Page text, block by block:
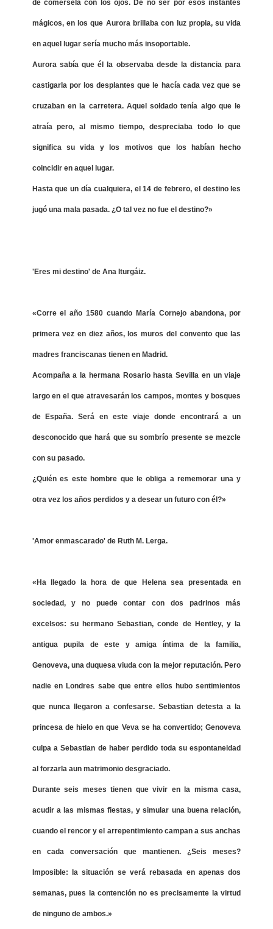
de comérsela con los ojos. De no ser por esos instantes
mágicos, en los que Aurora brillaba con luz propia, su vida
en aquel lugar sería mucho más insoportable.
Aurora sabía que él la observaba desde la distancia para
castigarla por los desplantes que le hacía cada vez que se
cruzaban en la carretera. Aquel soldado tenía algo que le
atraía pero, al mismo tiempo, despreciaba todo lo que
significa su vida y los motivos que los habían hecho
coincidir en aquel lugar.
Hasta que un día cualquiera, el 14 de febrero, el destino les
jugó una mala pasada. ¿O tal vez no fue el destino?»
'Eres mi destino' de Ana Iturgáiz.
«Corre el año 1580 cuando María Cornejo abandona, por
primera vez en diez años, los muros del convento que las
madres franciscanas tienen en Madrid.
Acompaña a la hermana Rosario hasta Sevilla en un viaje
largo en el que atravesarán los campos, montes y bosques
de España. Será en este viaje donde encontrará a un
desconocido que hará que su sombrío presente se mezcle
con su pasado.
¿Quién es este hombre que le obliga a rememorar una y
otra vez los años perdidos y a desear un futuro con él?»
'Amor enmascarado' de Ruth M. Lerga.
«Ha llegado la hora de que Helena sea presentada en
sociedad, y no puede contar con dos padrinos más
excelsos: su hermano Sebastian, conde de Hentley, y la
antigua pupila de este y amiga íntima de la familia,
Genoveva, una duquesa viuda con la mejor reputación. Pero
nadie en Londres sabe que entre ellos hubo sentimientos
que nunca llegaron a confesarse. Sebastian detesta a la
princesa de hielo en que Veva se ha convertido; Genoveva
culpa a Sebastian de haber perdido toda su espontaneidad
al forzarla aun matrimonio desgraciado.
Durante seis meses tienen que vivir en la misma casa,
acudir a las mismas fiestas, y simular una buena relación,
cuando el rencor y el arrepentimiento campan a sus anchas
en cada conversación que mantienen. ¿Seis meses?
Imposible: la situación se verá rebasada en apenas dos
semanas, pues la contención no es precisamente la virtud
de ninguno de ambos.»